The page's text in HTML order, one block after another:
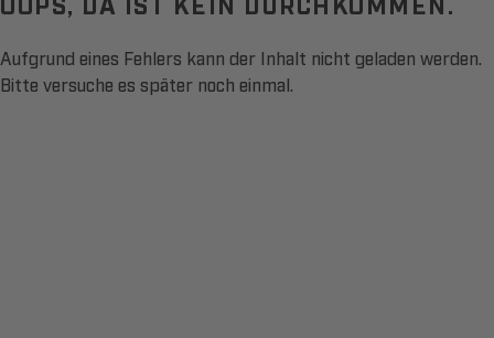
Aufgrund eines Fehlers kann der Inhalt nicht geladen werden.
Bitte versuche es später noch einmal.